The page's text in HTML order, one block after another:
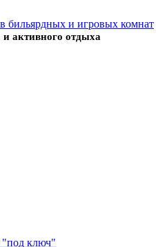
и активного отдыха
"под ключ"